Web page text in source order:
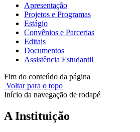
Apresentação
Projetos e Programas
Estágio
Convênios e Parcerias
Editais
Documentos
Assistência Estudantil
Fim do conteúdo da página
Voltar para o topo
Início da navegação de rodapé
A Instituição